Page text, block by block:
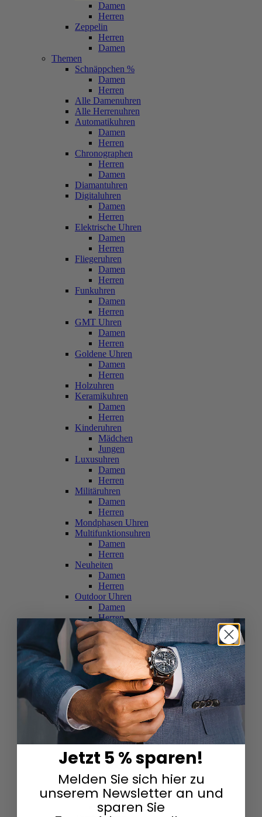
Damen
Herren
Zeppelin
Herren
Damen
Themen
Schnäppchen %
Damen
Herren
Alle Damenuhren
Alle Herrenuhren
Automatikuhren
Damen
Herren
Chronographen
Herren
Damen
Diamantuhren
Digitaluhren
Damen
Herren
Elektrische Uhren
Damen
Herren
Fliegeruhren
Damen
Herren
Funkuhren
Damen
Herren
GMT Uhren
Damen
Herren
Goldene Uhren
Damen
Herren
Holzuhren
Keramikuhren
Damen
Herren
Kinderuhren
Mädchen
Jungen
Luxusuhren
Damen
Herren
Militäruhren
Damen
Herren
Mondphasen Uhren
Multifunktionsuhren
Damen
Herren
Neuheiten
Damen
Herren
Outdoor Uhren
Damen
Herren
Schweizer Uhren
Damen
Herren
Skelettuhren
Damen
Herren
Smartwatches
Damen
Herren
Solaruhren
Herren
Damen
Sportuhren
Damen
Herren
Swarovski & Edelsteine
Damen
Herren
Jetzt 5 % sparen!
Melden Sie sich hier zu
unserem Newsletter an und
sparen Sie